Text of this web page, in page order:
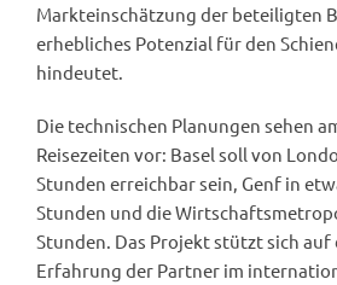
Markteinschätzung der beteiligten
erhebliches Potenzial für den
hindeutet.
Die technischen Planungen sehen
Reisezeiten vor: Basel soll von
Stunden erreichbar sein, Genf in
Stunden und die
Stunden. Das Projekt stützt sich
Erfahrung der Partner im